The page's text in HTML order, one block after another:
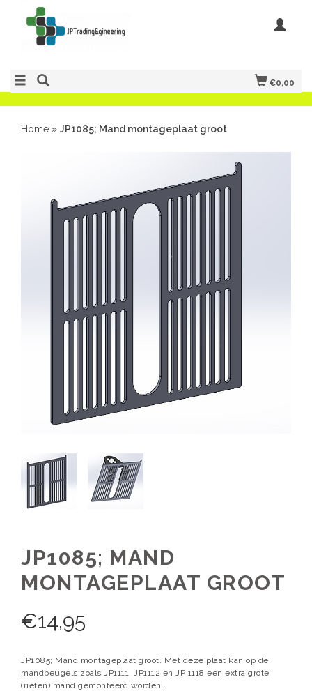
€0,00
Home » JP1085; Mand montageplaat groot
JP1085; MAND
MONTAGEPLAAT GROOT
€14,95
JP1085; Mand montageplaat groot. Met deze plaat kan op de
mandbeugels zoals JP1111, JP1112 en JP 1118 een extra grote
(rieten) mand gemonteerd worden.